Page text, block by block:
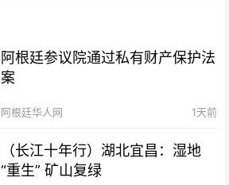
阿根廷参议院通过私有财产保护法
案
阿根廷华人网 1天前
（长江十年行）湖北宜昌：湿地
“重生” 矿山复绿